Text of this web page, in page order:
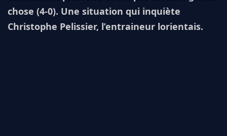
chose (4-0). Une situation qui inquiète
Christophe Pelissier, l’entraineur lorientais.